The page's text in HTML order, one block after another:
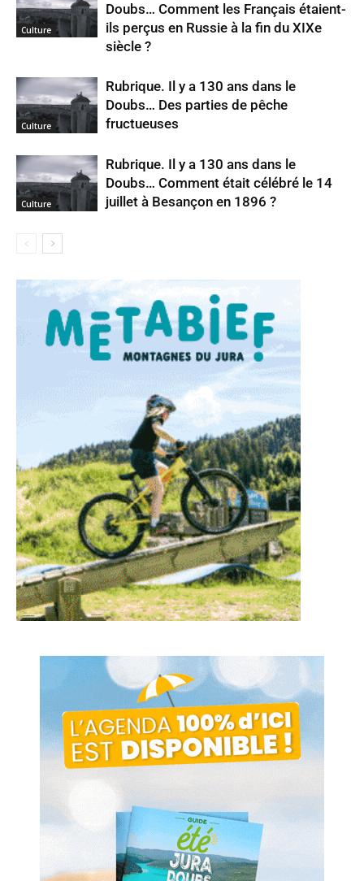
Culture
Doubs… Comment les Français étaient-
ils perçus en Russie à la fin du XIXe
siècle ?
Culture
Rubrique. Il y a 130 ans dans le
Doubs… Des parties de pêche
fructueuses
Culture
Rubrique. Il y a 130 ans dans le
Doubs… Comment était célébré le 14
juillet à Besançon en 1896 ?